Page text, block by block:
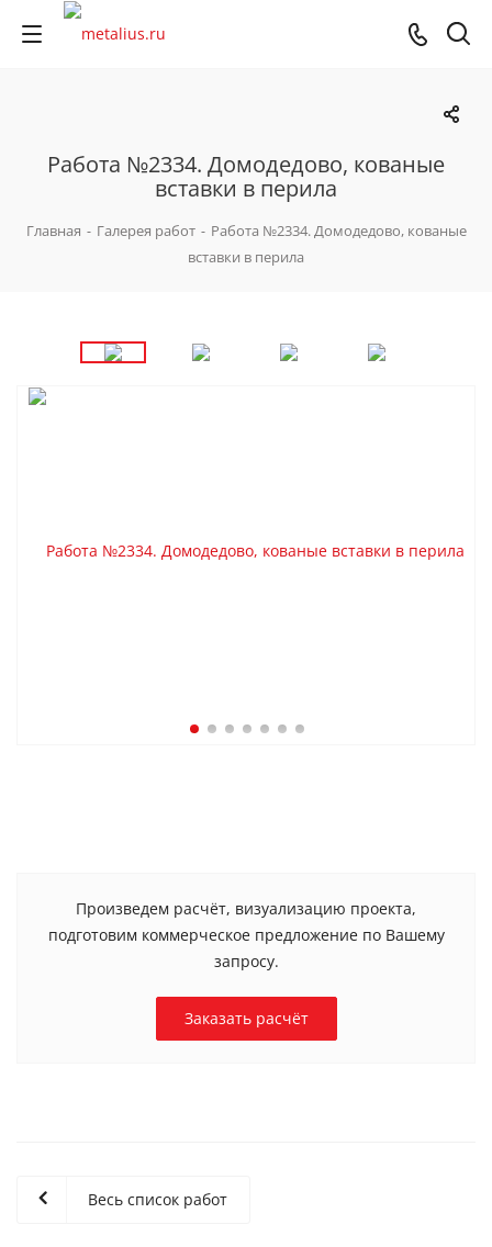
Работа №2334. Домодедово, кованые
вставки в перила
Главная - Галерея работ - Работа №2334. Домодедово, кованые
вставки в перила
Произведем расчёт, визуализацию проекта,
подготовим коммерческое предложение по Вашему
запросу.
Заказать расчёт
Весь список работ